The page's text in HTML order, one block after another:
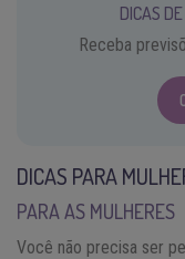
DICAS
Receba
DICAS PARA
PARA AS MULHERES
Você não precisa ser